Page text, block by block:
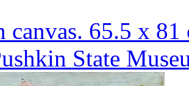
canvas. 65.5 x 81
State